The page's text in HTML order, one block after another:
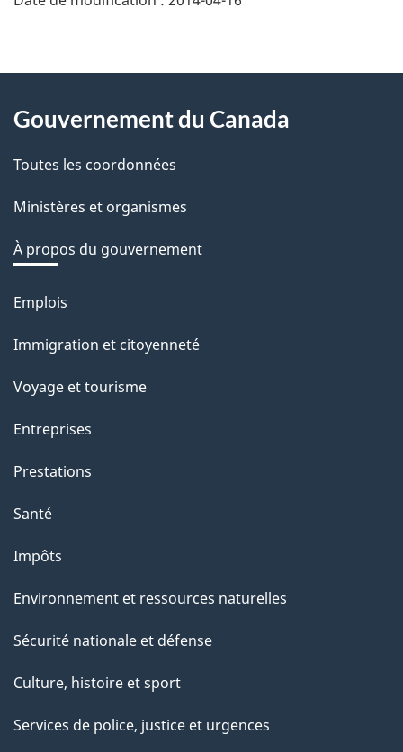
v
o
t
r
r
é
t
r
a
c
i
o
s
u
c
e
t
e
About
this
site
Gouvernement du Canada
Toutes les coordonnées
Ministères et organismes
À propos du gouvernement
Thèmes
sujets
Emplois
Immigration et citoyenneté
Voyage et tourisme
Entreprises
Prestations
Santé
Impôts
Environnement et ressources naturelles
Sécurité nationale et défense
Culture, histoire et sport
Services de police, justice et urgences